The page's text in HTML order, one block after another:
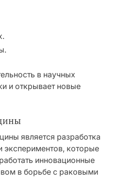
в научных
и открывает новые
является разработка
экспериментов, которые
инновационные
в борьбе с раковыми